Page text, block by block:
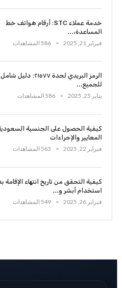
خدمة عملاء STC: أرقام هواتف خط
المساعدة،...
فبراير 21, 2025
586 المشاهدات
الرمز البريدي لجدة ٢١٥٧٧: دليل شامل
للجميع...
يناير 25, 2025
586 المشاهدات
كيفية الحصول على الجنسية
المعايير والإجراءات
فبراير 22, 2025
563 المشاهدات
كيفية التحقق من تاريخ انتهاء الإقامة
استخدام أبشر و...
فبراير 26, 2025
549 المشاهدات